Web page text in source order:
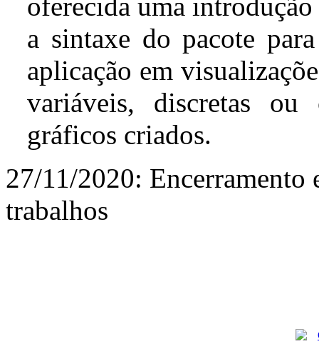
oferecida uma introdução
a sintaxe do pacote
aplicação em
variáveis, discretas ou
gráficos criados.
27/11/2020: Encerramento
trabalhos